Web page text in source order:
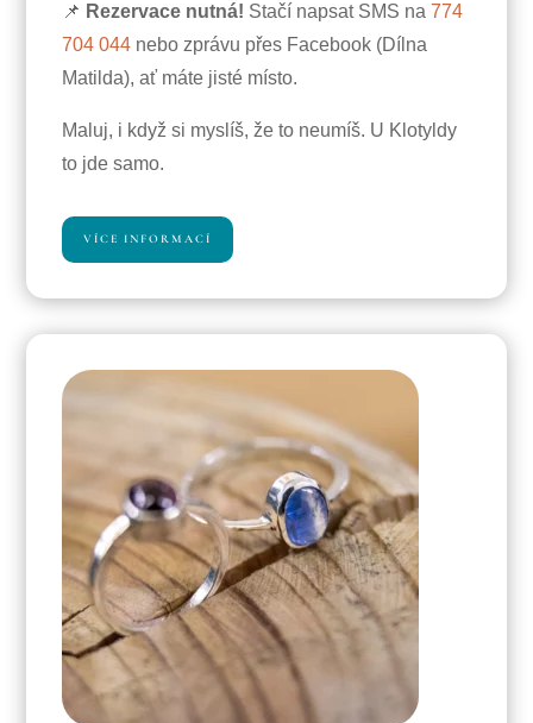
📌 Rezervace nutná! Stačí napsat SMS na774
704 044 nebo zprávu přes Facebook (Dílna
Matilda), ať máte jisté místo.
Maluj, i když si myslíš, že to neumíš. U Klotyldy
to jde samo.
VÍCE INFORMACÍ